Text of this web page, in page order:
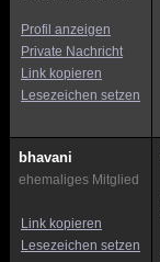
Profil anzeigen
Private Nachricht
Link kopieren
Lesezeichen setzen
bhavani
ehemaliges Mitglied
Link kopieren
Lesezeichen setzen